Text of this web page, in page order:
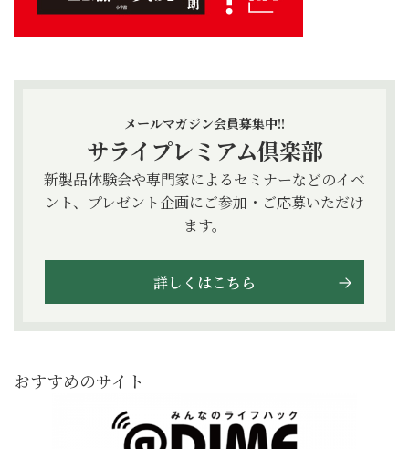
メールマガジン会員募集中!!
サライプレミアム倶楽部
新製品体験会や専門家によるセミナーなどのイベ
ント、プレゼント企画にご参加・ご応募いただけ
ます。
詳しくはこちら
おすすめのサイト